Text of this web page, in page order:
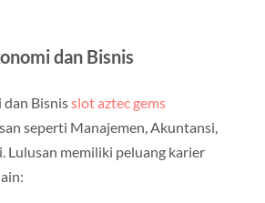
dan Bisnis
dan Bisnisslot aztec gems
seperti Manajemen, Akuntansi,
Lulusan memiliki peluang karier